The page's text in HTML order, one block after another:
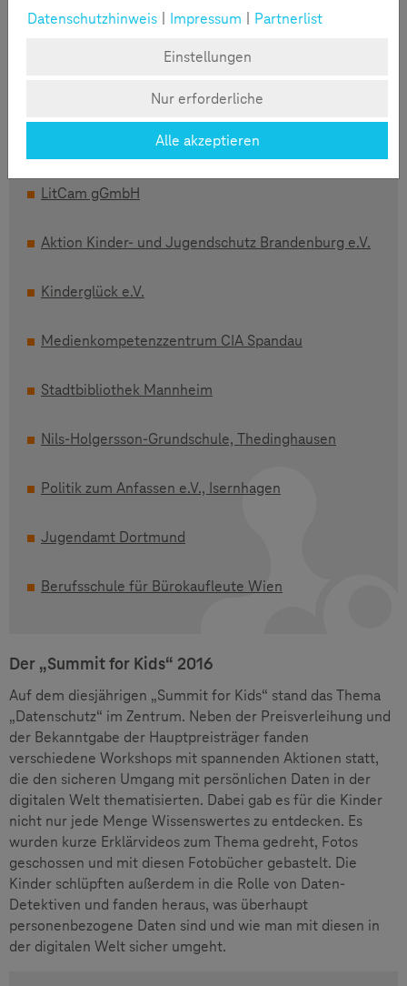
Neben den drei Hauptpreisen des Wettbewerbs wurden
zwei deutsche Landespreise, ein österreichischer
Landespreis sowie drei Sonderpreise vergeben. Mehr über
LitCam gGmbH
Aktion Kinder- und Jugendschutz Brandenburg e.V.
Kinderglück e.V.
Medienkompetenzzentrum CIA Spandau
Stadtbibliothek Mannheim
Nils-Holgersson-Grundschule, Thedinghausen
Politik zum Anfassen e.V., Isernhagen
Jugendamt Dortmund
Berufsschule für Bürokaufleute Wien
Der „Summit for Kids“ 2016
Auf dem diesjährigen „Summit for Kids“ stand das Thema
„Datenschutz“ im Zentrum. Neben der Preisverleihung und
der Bekanntgabe der Hauptpreisträger fanden
verschiedene Workshops mit spannenden Aktionen statt,
die den sicheren Umgang mit persönlichen Daten in der
digitalen Welt thematisierten. Dabei gab es für die Kinder
nicht nur jede Menge Wissenswertes zu entdecken. Es
wurden kurze Erklärvideos zum Thema gedreht, Fotos
geschossen und mit diesen Fotobücher gebastelt. Die
Kinder schlüpften außerdem in die Rolle von Daten-
Detektiven und fanden heraus, was überhaupt
personenbezogene Daten sind und wie man mit diesen in
der digitalen Welt sicher umgeht.
Datenschutzhinweis Impressum
Partnerlist
Einstellungen
Nur erforderliche
Alle akzeptieren